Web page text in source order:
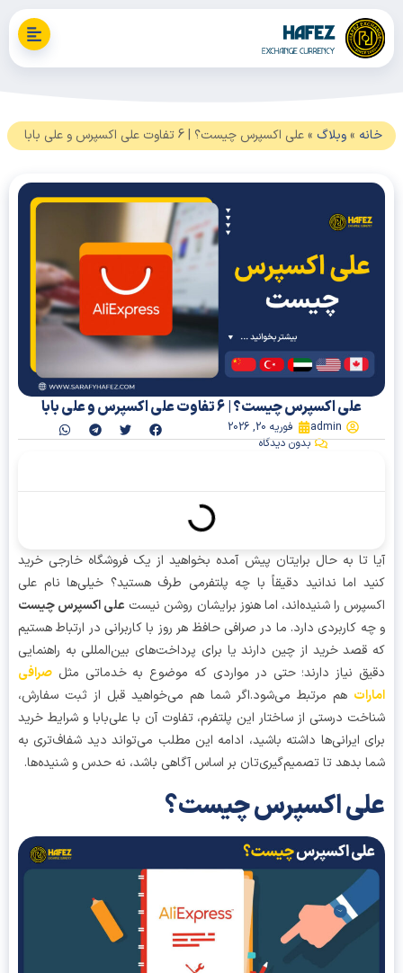
»وبلاگ»علی اکسپرس چیست؟ | 6 تفاوت علی اکسپرس و علی بابا
علی اکسپرس چیست؟ | 6 تفاوت علی اکسپرس و علی بابا
admin
فوریه 20, 2026
بدون دیدگاه
تا به حال برایتان پیش آمده بخواهید از یک فروشگاه خارجی خرید
اما ندانید دقیقاً با چه پلتفرمی طرف هستید؟ خیلی‌ها نام علی
را شنیده‌اند، اما هنوز برایشان روشن نیستعلی اکسپرس چیست
کاربردی دارد. ما در صرافی حافظ هر روز با کاربرانی در ارتباط هستیم
خرید از چین دارند یا برای پرداخت‌های بین‌المللی به راهنمایی
نیاز دارند؛ حتی در مواردی که موضوع به خدماتی مثل صرافی
هم مرتبط می‌شود.اگر شما هم می‌خواهید قبل از ثبت سفارش،
درستی از ساختار این پلتفرم، تفاوت آن با علی‌بابا و شرایط خرید
ایرانی‌ها داشته باشید، ادامه این مطلب می‌تواند دید شفاف‌تری به
بدهد تا تصمیم‌گیری‌تان بر اساس آگاهی باشد، نه حدس و شنیده‌ها.
اکسپرس چیست؟